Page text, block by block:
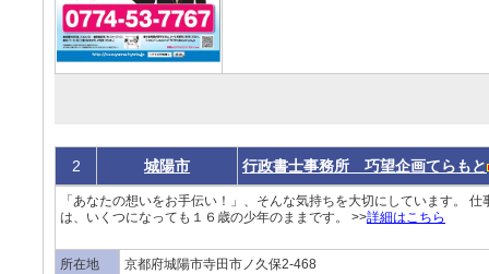
2 城陽市 行政書士事務所 巧望企画てらもと
「あなたの想いをお手伝い！」、そんな気持ちを大切にしています。
は、いくつになっても１６歳の少年のままです。 >>詳細はこちら
所在地 京都府城陽市寺田市ノ久保2-468